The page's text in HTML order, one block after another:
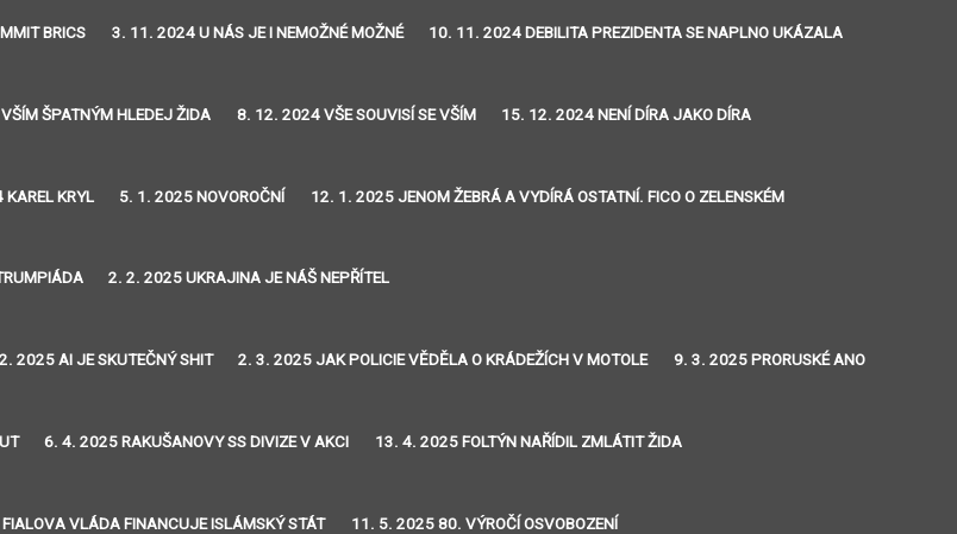
BRICS 3. 11. 2024 U NÁS JE I NEMOŽNÉ MOŽNÉ 10. 11. 2024 DEBILITA PREZIDENTA SE NAPLNO UKÁZALA
ŠPATNÝM HLEDEJ ŽIDA 8. 12. 2024 VŠE SOUVISÍ SE VŠÍM 15. 12. 2024 NENÍ DÍRA JAKO DÍRA
KRYL 5. 1. 2025 NOVOROČNÍ 12. 1. 2025 JENOM ŽEBRÁ A VYDÍRÁ OSTATNÍ. FICO O ZELENSKÉM
2. 2. 2025 UKRAJINA JE NÁŠ NEPŘÍTEL
2025 AI JE SKUTEČNÝ SHIT 2. 3. 2025 JAK POLICIE VĚDĚLA O KRÁDEŽÍCH V MOTOLE 9. 3. 2025 PRORUSKÉ ANO
6. 4. 2025 RAKUŠANOVY SS DIVIZE V AKCI 13. 4. 2025 FOLTÝN NAŘÍDIL ZMLÁTIT ŽIDA
VLÁDA FINANCUJE ISLÁMSKÝ STÁT 11. 5. 2025 80. VÝROČÍ OSVOBOZENÍ